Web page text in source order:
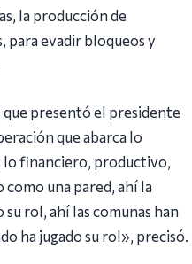
la producción de
evadir bloqueos y
presentó el presidente
que abarca lo
financiero, productivo,
como una pared, ahí la
rol, ahí las comunas han
ha jugado su rol», precisó.